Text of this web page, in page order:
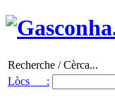
Recherche / Cèrca...
Lòcs :